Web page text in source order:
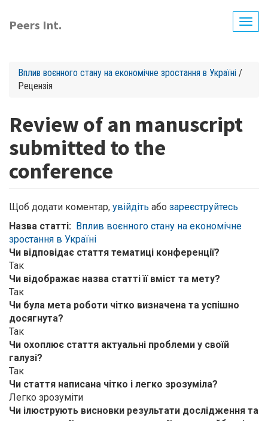
до
основного
Peers Int.
Вплив воєнного стану на економічне зростання в Україні /
Рецензія
Review of an manuscript
submitted to the
conference
Щоб додати коментар, увійдіть або зареєструйтесь
Назва статті
Вплив воєнного стану на економічне
зростання в Україні
Чи відповідає стаття тематиці конференції?
Так
Чи відображає назва статті її вміст та мету?
Так
Чи була мета роботи чітко визначена та успішно
досягнута?
Так
Чи охоплює стаття актуальні проблеми у своїй
галузі?
Так
Чи стаття написана чітко і легко зрозуміла?
Легко зрозуміти
Чи ілюструють висновки результати дослідження та